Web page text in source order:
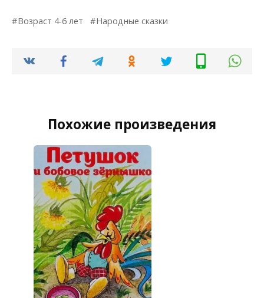
Возраст 4-6 лет Народные сказки
Похожие произведения